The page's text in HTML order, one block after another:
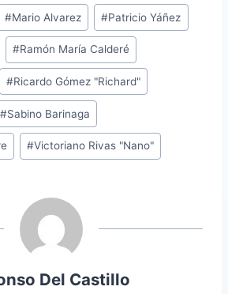
#Mario Alvarez #Patricio Yáñez
#Ramón María Calderé
#Ricardo Gómez "Richard"
#Sabino Barinaga
#Victoriano Rivas "Nano"
Del Castillo